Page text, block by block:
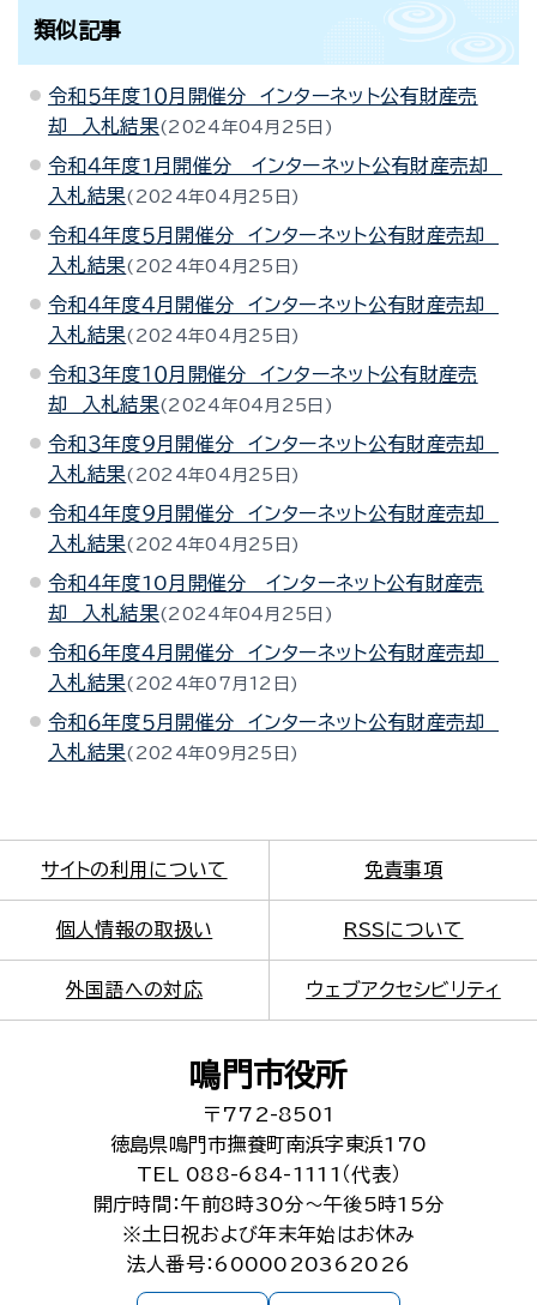
類似記事
令和５年度１０月開催分 インターネット公有財産売
却 入札結果 2024年04月25日
令和４年度1月開催分 インターネット公有財産売却
入札結果
2024年04月25日
令和４年度５月開催分 インターネット公有財産売却
入札結果
2024年04月25日
令和４年度４月開催分 インターネット公有財産売却
入札結果
2024年04月25日
令和３年度１０月開催分 インターネット公有財産売
却 入札結果 2024年04月25日
令和３年度９月開催分 インターネット公有財産売却
入札結果
2024年04月25日
令和４年度９月開催分 インターネット公有財産売却
入札結果
2024年04月25日
令和４年度10月開催分 インターネット公有財産売
却 入札結果 2024年04月25日
令和６年度４月開催分 インターネット公有財産売却
入札結果
2024年07月12日
令和６年度５月開催分 インターネット公有財産売却
入札結果
2024年09月25日
サイトの利用について 免責事項
個人情報の取扱い RSSについて
外国語への対応 ウェブアクセシビリティ
鳴門市役所
〒772-8501
徳島県鳴門市撫養町南浜字東浜170
TEL 088-684-1111（代表）
開庁時間：午前8時30分～午後5時15分
※土日祝および年末年始はお休み
法人番号：6000020362026